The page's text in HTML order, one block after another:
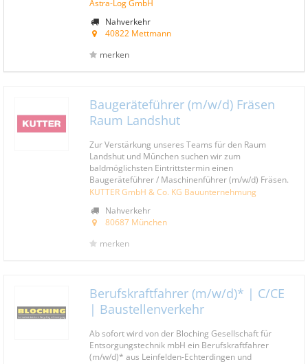
Astra-Log GmbH
Nahverkehr
40822 Mettmann
merken
Baugeräteführer (m/w/d) Fräsen
Raum Landshut
Zur Verstärkung unseres Teams für den Raum
Landshut und München suchen wir zum
baldmöglichsten Eintrittstermin einen
Baugeräteführer / Maschinenführer (m/w/d) Fräsen.
KUTTER GmbH & Co. KG Bauunternehmung
Nahverkehr
80687 München
merken
Berufskraftfahrer (m/w/d)* | C/CE
| Baustellenverkehr
Ab sofort wird von der Bloching Gesellschaft für
Entsorgungstechnik mbH ein Berufskraftfahrer
(m/w/d)* aus Leinfelden-Echterdingen und